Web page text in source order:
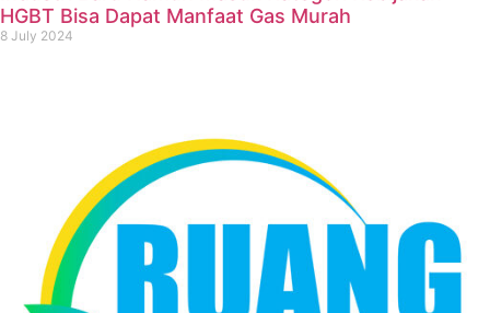
HGBT Bisa Dapat Manfaat Gas Murah
8 July 2024